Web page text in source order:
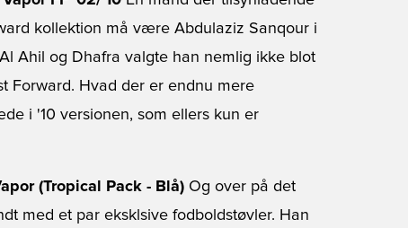
kollektion må være Abdulaziz Sanqour i
Ahil og Dhafra valgte han nemlig ikke blot
Forward. Hvad der er endnu mere
i '10 versionen, som ellers kun er
(Tropical Pack - Blå) Og over på det
med et par eksklsive fodboldstøvler. Han